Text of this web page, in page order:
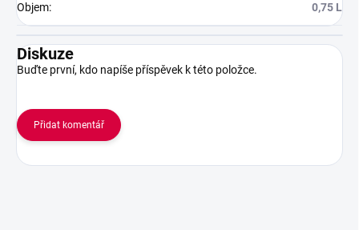
Objem: 0,75 L
Diskuze
Buďte první, kdo napíše příspěvek k této položce.
Přidat komentář